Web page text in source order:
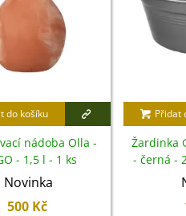
do košíku
nádoba Olla -
- 1,5 l - 1 ks
Novinka
500 Kč
Přidat
Žardinka
- černá -